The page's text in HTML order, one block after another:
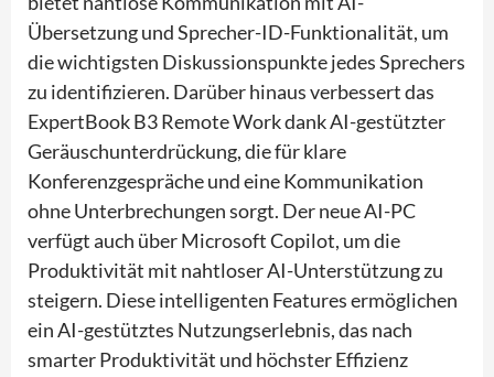
Übersetzung und Sprecher-ID-Funktionalität, um
die wichtigsten Diskussionspunkte jedes Sprechers
zu identifizieren. Darüber hinaus verbessert das
ExpertBook B3 Remote Work dank AI-gestützter
Geräuschunterdrückung, die für klare
Konferenzgespräche und eine Kommunikation
ohne Unterbrechungen sorgt. Der neue AI-PC
verfügt auch über Microsoft Copilot, um die
Produktivität mit nahtloser AI-Unterstützung zu
steigern. Diese intelligenten Features ermöglichen
ein AI-gestütztes Nutzungserlebnis, das nach
smarter Produktivität und höchster Effizienz